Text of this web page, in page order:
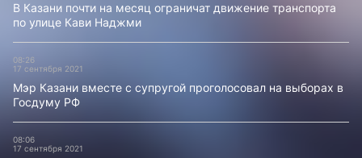
В Казани почти на месяц ограничат движение транспорта
по улице Кави Наджми
08:26
17 сентября 2021
Мэр Казани вместе с супругой проголосовал на выборах в
Госдуму РФ
08:06
17 сентября 2021